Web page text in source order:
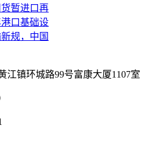
暂进口再
口基础设
规，中国
江镇环城路99号富康大厦1107室